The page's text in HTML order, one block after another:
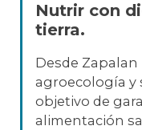
Nutrir con
tierra.
Desde
agroecología y
objetivo de
alimentación